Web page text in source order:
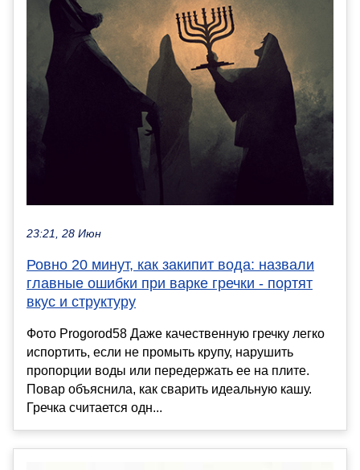
23:21, 28 Июн
Ровно 20 минут, как закипит вода: назвали
главные ошибки при варке гречки - портят
вкус и структуру
Фото Progorod58 Даже качественную гречку легко
испортить, если не промыть крупу, нарушить
пропорции воды или передержать ее на плите.
Повар объяснила, как сварить идеальную кашу.
Гречка считается одн...